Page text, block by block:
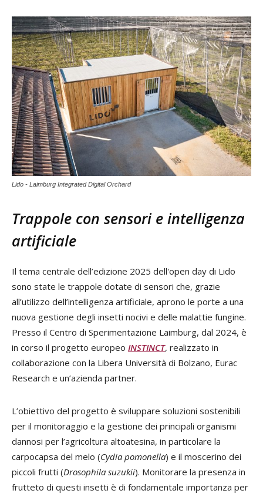
Lido - Laimburg Integrated Digital Orchard
Trappole con sensori e intelligenza
artificiale
Il tema centrale dell’edizione 2025 dell'open day di Lido
sono state le trappole dotate di sensori che, grazie
all’utilizzo dell’intelligenza artificiale, aprono le porte a una
nuova gestione degli insetti nocivi e delle malattie fungine.
Presso il Centro di Sperimentazione Laimburg, dal 2024, è
in corso il progetto europeo INSTINCT, realizzato in
collaborazione con la Libera Università di Bolzano, Eurac
Research e un’azienda partner.
L’obiettivo del progetto è sviluppare soluzioni sostenibili
per il monitoraggio e la gestione dei principali organismi
dannosi per l’agricoltura altoatesina, in particolare la
carpocapsa del melo (Cydia pomonella) e il moscerino dei
piccoli frutti (Drosophila suzukii). Monitorare la presenza in
frutteto di questi insetti è di fondamentale importanza per